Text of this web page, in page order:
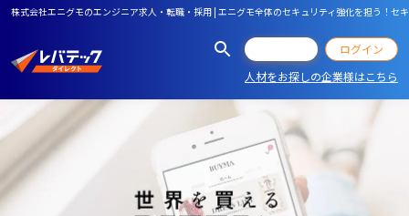
株式会社エニグモのエンジニア求人・転職・採用 | エニグモ全体のセキュリティ強化を担う！セ
ログイン
人材をお探しの企業様はこちら